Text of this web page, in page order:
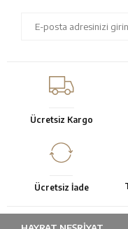
Ücretsiz Kargo
Ücretsiz İade